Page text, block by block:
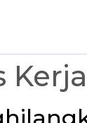
Kerja